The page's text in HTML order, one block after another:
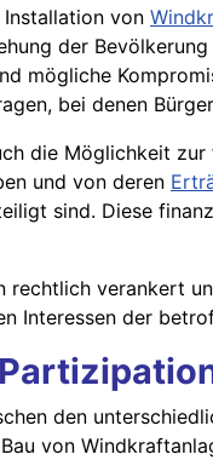
von
der
bei denen
die Möglichkeit
und von deren
sind. Diese
verankert
Interessen der
den
von